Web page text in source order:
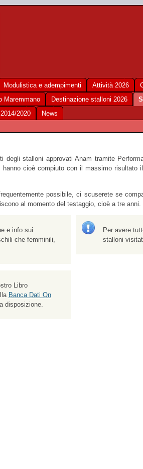
Modulistica e adempimenti Attività 2026
Maremmano Destinazione stalloni 2026
2020 News
degli stalloni approvati Anam tramite
cioè compiuto con il massimo risultato
possibile, ci scuserete se
al momento del testaggio, cioè a tre anni.
e info sui
che femminili,
Libro
Banca Dati On
disposizione.
Per avere
stalloni